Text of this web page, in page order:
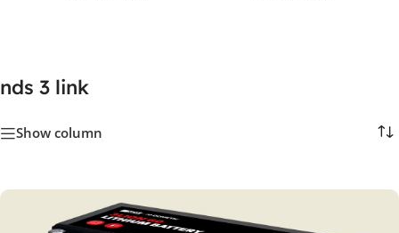
nds 3 link
Show column